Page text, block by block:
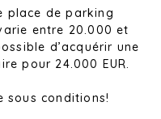
place de parking
entre 20.000 et
d’acquérir une
pour 24.000 EUR.
sous conditions!